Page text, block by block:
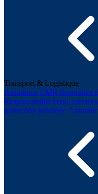
Transport & Logistique
Assurance CMR Assurance
Responsabilité civile
protection juridique